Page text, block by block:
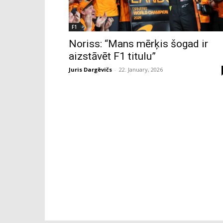
F1
Noriss: “Mans mērķis šogad ir
aizstāvēt F1 titulu”
Juris Dargēvičs - 22. January, 2026